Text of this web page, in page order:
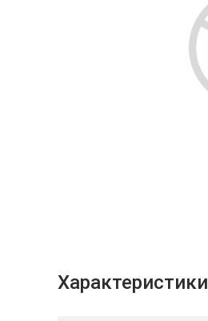
Характеристики